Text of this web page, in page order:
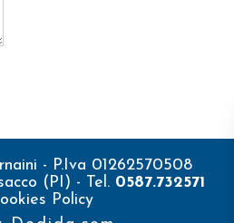
- P.Iva 01262570508
(PI) - Tel. 0587.732571
Policy